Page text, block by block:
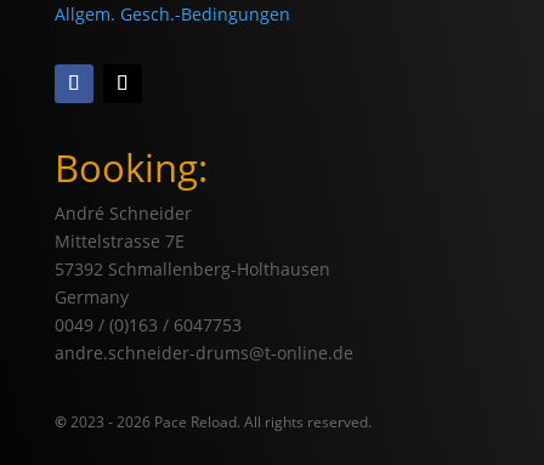
Allgem. Gesch.-Bedingungen
Booking:
André Schneider
Mittelstrasse 7E
57392 Schmallenberg-Holthausen
Germany
0049 / (0)163 / 6047753
andre.schneider-drums@t-online.de
©2023 - 2026 Pace Reload. All rights reserved.